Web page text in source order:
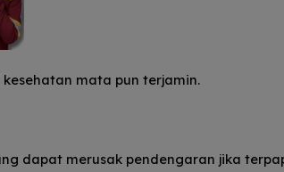
mata pun terjamin.
dapat merusak pendengaran jika